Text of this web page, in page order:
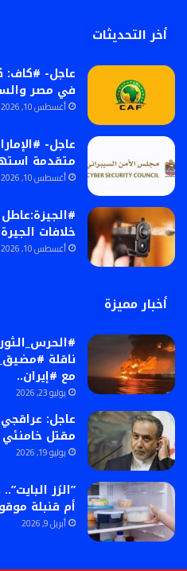
أخر التحديثات
في مصر
أغسطس 10, 2026
عاجل-
متقدمة
أغسطس 10, 2026
خلافات
أغسطس 10, 2026
أخبار مميزة
ناقلة
مع #إيران..
يوليو 23, 2026
عاجل:
مقتل خامنئي
يوليو 19, 2026
​”الرُز
أم قنبلة
أبريل 9, 2026